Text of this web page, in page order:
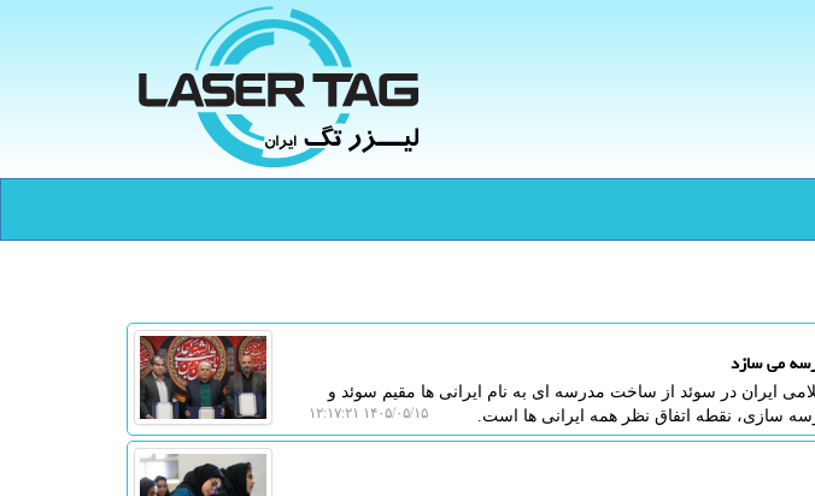
می سازد
ایران در سوئد از ساخت مدرسه ای به نام ایرانی ها مقیم سوئد و
سازی، نقطه اتفاق نظر همه ایرانی ها است.
۱۴۰۵/۰۵/۱۵ ۱۲:۱۷:۲۱